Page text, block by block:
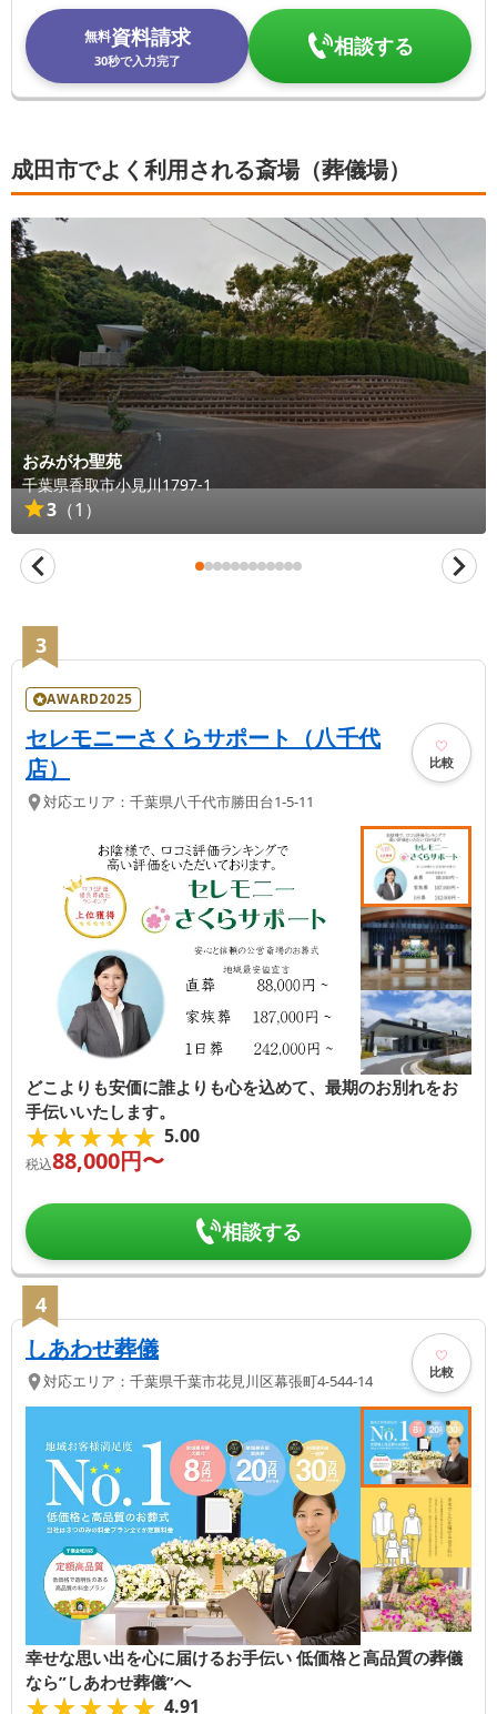
無料資料請求
30秒で入力完了
相談する
成田市でよく利用される斎場（葬儀場）
おみがわ聖苑
千葉県香取市小見川1797-1
3 （1 ）
3
AWARD2025
セレモニーさくらサポート（八千代
店）
対応エリア： 千葉県八千代市勝田台1-5-11
比較
どこよりも安価に誰よりも心を込めて、最期のお別れをお
手伝いいたします。
★★★★★
★★★★★ 5.00
税込88,000円〜
相談する
4
しあわせ葬儀
対応エリア： 千葉県千葉市花見川区幕張町4-544-14 比較
幸せな思い出を心に届けるお手伝い 低価格と高品質の葬儀
なら”しあわせ葬儀”へ
★★★★★
★★★★★ 4.91